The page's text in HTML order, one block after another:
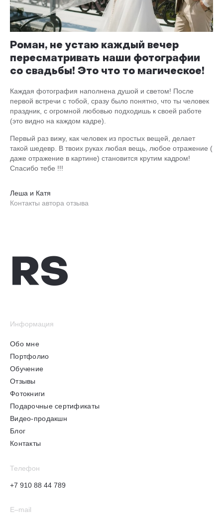
Роман, не устаю каждый вечер
пересматривать наши фотографии
со свадьбы! Это что то магическое!
Каждая фотография наполнена душой и светом! После
первой встречи с тобой, сразу было понятно, что ты человек
праздник, с огромной любовью подходишь к своей работе
(это видно на каждом кадре).
Первый раз вижу, как человек из простых вещей, делает
такой шедевр. В твоих руках любая вещь, любое отражение (
даже отражение в картине) становится крутим кадром!
Спасибо тебе !!!
Леша и Катя
Контакты автора отзыва
RS
Информация
Обо мне
Портфолио
Обучение
Отзывы
Фотокниги
Подарочные сертификаты
Видео-продакшн
Блог
Контакты
Телефон
+7 910 88 44 789
E–mail